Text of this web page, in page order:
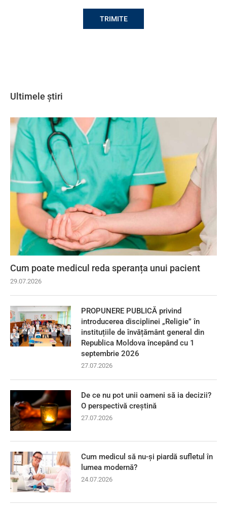
Ultimele știri
Cum poate medicul reda speranța unui pacient
29.07.2026
PROPUNERE PUBLICĂ privind
introducerea disciplinei „Religie” în
instituțiile de învățământ general din
Republica Moldova începând cu 1
septembrie 2026
27.07.2026
De ce nu pot unii oameni să ia decizii?
O perspectivă creștină
27.07.2026
Cum medicul să nu-și piardă sufletul în
lumea modernă?
24.07.2026